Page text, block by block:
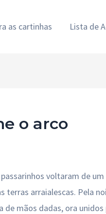
as cartinhas Lista de
o arco
voltaram de
terras arraialescas. Pela
mãos dadas, ora